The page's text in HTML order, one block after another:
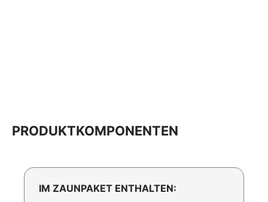
PRODUKTKOMPONENTEN
IM ZAUNPAKET ENTHALTEN: